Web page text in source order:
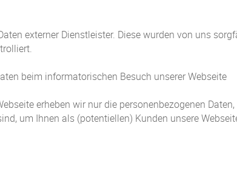
externer Dienstleister. Diese wurden von uns
beim informatorischen Besuch unserer Webseite
erheben wir nur die personenbezogenen
um Ihnen als (potentiellen) Kunden unsere